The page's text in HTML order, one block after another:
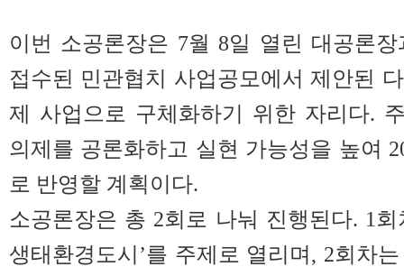
이번 소공론장은 7월 8일 열린 대공론
접수된 민관협치 사업공모에서 제안된
제 사업으로 구체화하기 위한 자리다.
의제를 공론화하고 실현 가능성을 높여
로 반영할 계획이다.
소공론장은 총 2회로 나눠 진행된다. 1회
생태환경도시’를 주제로 열리며, 2회차